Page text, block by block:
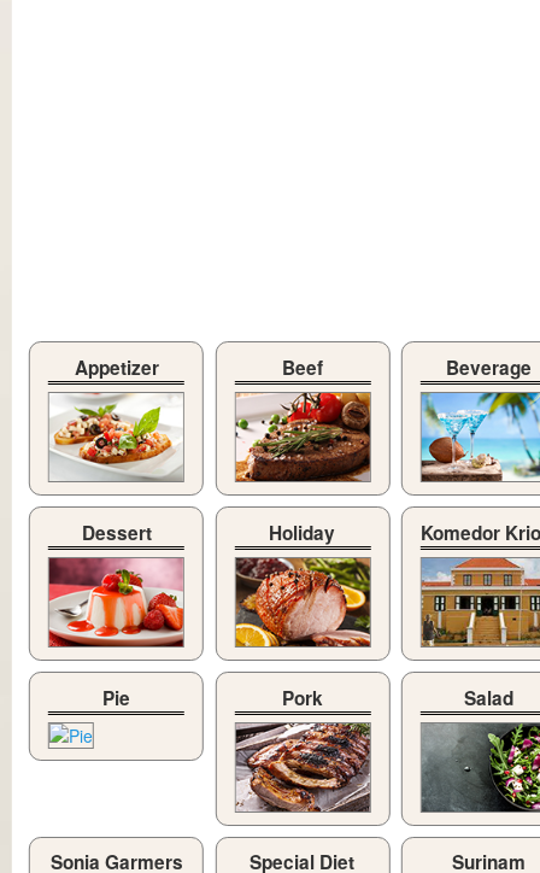
Appetizer Beef Beverage
Dessert Holiday Komedor
Pie Pork Salad
Sonia Garmers Special Diet Surinam